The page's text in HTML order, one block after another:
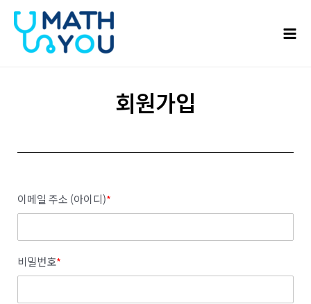
건너뛰기
회원가입
이메일 주소 (아이디)*
비밀번호*